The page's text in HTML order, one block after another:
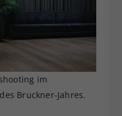
im
Bruckner-Jahres.